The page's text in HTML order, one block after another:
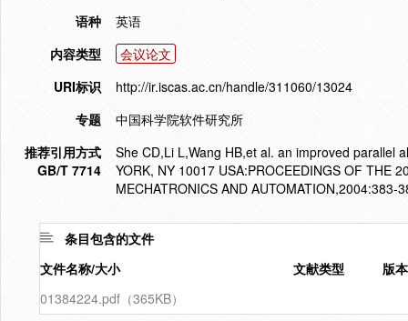
语种
英语
内容类型
会议论文
URI标识
http://ir.iscas.ac.cn/handle/311060/13024
专题
中国科学院软件研究所
推荐引用方式
GB/T 7714
She CD,Li L,Wang HB,et al. an improved parallel
YORK, NY 10017 USA:PROCEEDINGS OF THE
MECHATRONICS AND AUTOMATION,2004:383-
条目包含的文件
文件名称/大小
文献类型
版
01384224.pdf（365KB）